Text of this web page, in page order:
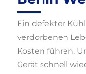
Ein defekter
verdorbenen
Kosten führen.
Gerät schnell